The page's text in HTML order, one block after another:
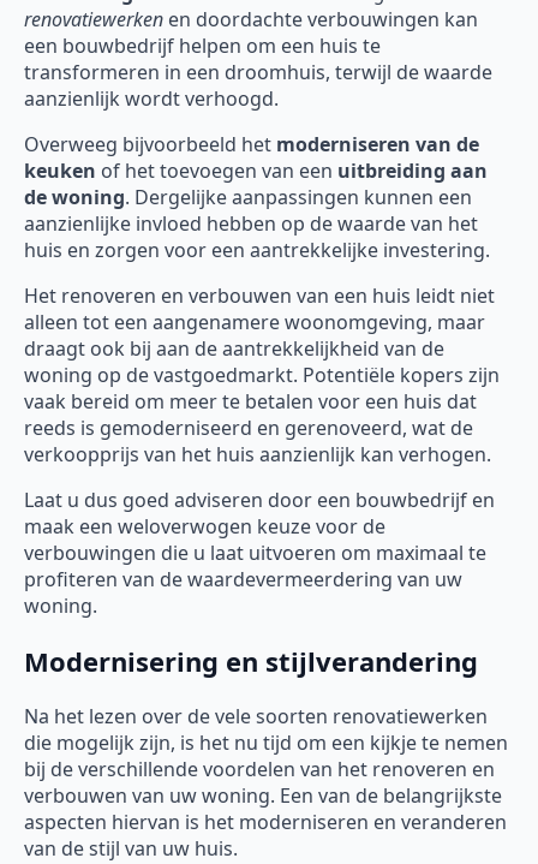
renovatiewerken en doordachte verbouwingen kan
een bouwbedrijf helpen om een huis te
transformeren in een droomhuis, terwijl de waarde
aanzienlijk wordt verhoogd.
Overweeg bijvoorbeeld het moderniseren van de
keuken of het toevoegen van een uitbreiding aan
de woning. Dergelijke aanpassingen kunnen een
aanzienlijke invloed hebben op de waarde van het
huis en zorgen voor een aantrekkelijke investering.
Het renoveren en verbouwen van een huis leidt niet
alleen tot een aangenamere woonomgeving, maar
draagt ook bij aan de aantrekkelijkheid van de
woning op de vastgoedmarkt. Potentiële kopers zijn
vaak bereid om meer te betalen voor een huis dat
reeds is gemoderniseerd en gerenoveerd, wat de
verkoopprijs van het huis aanzienlijk kan verhogen.
Laat u dus goed adviseren door een bouwbedrijf en
maak een weloverwogen keuze voor de
verbouwingen die u laat uitvoeren om maximaal te
profiteren van de waardevermeerdering van uw
woning.
Modernisering en stijlverandering
Na het lezen over de vele soorten renovatiewerken
die mogelijk zijn, is het nu tijd om een kijkje te nemen
bij de verschillende voordelen van het renoveren en
verbouwen van uw woning. Een van de belangrijkste
aspecten hiervan is het moderniseren en veranderen
van de stijl van uw huis.